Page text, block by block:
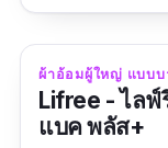
ชอบ
ผ้าอ้อมผู้ใหญ่ แบบบ
Lifree - ไลฟ์
แบค พลัส+